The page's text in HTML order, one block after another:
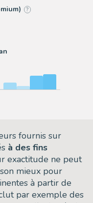
?
fournis sur
à des fins
exactitude ne peut
mieux pour
à partir de
par exemple des